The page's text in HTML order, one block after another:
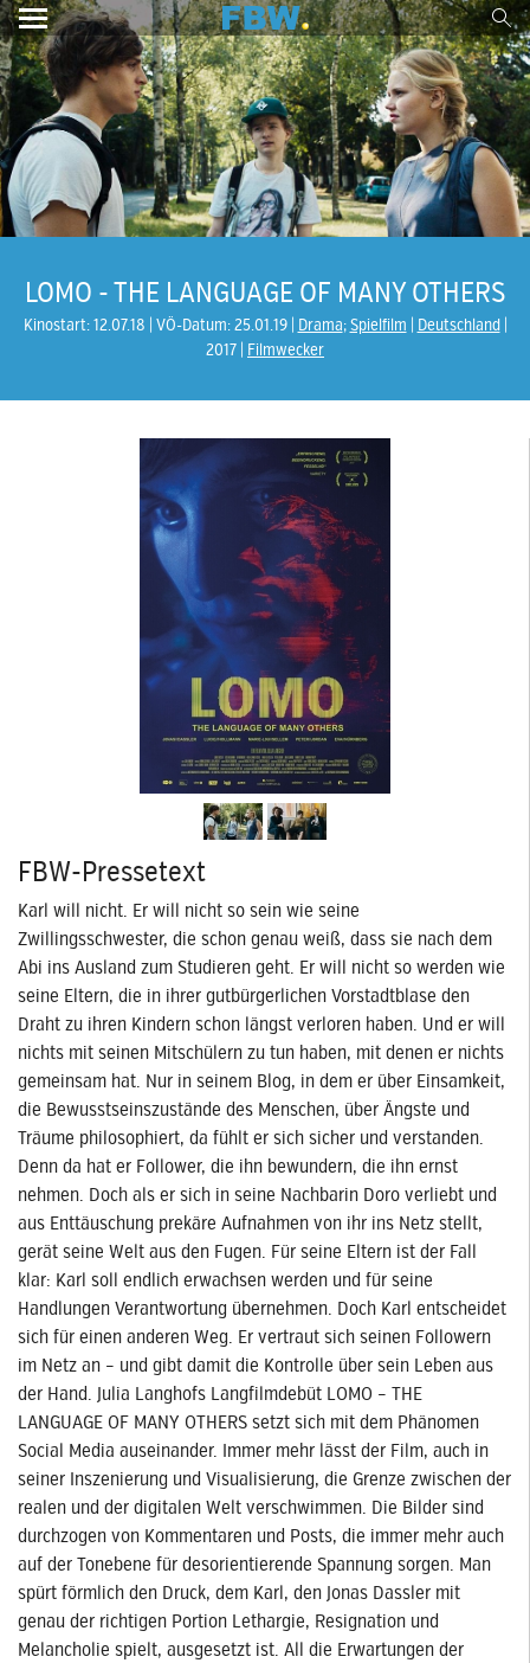
LOMO - THE LANGUAGE OF MANY OTHERS
Kinostart: 12.07.18 VÖ-Datum: 25.01.19 Drama;Spielfilm
Deutschland
2017 Filmwecker
FBW-Pressetext
Karl will nicht. Er will nicht so sein wie seine
Zwillingsschwester, die schon genau weiß, dass sie nach dem
Abi ins Ausland zum Studieren geht. Er will nicht so werden wie
seine Eltern, die in ihrer gutbürgerlichen Vorstadtblase den
Draht zu ihren Kindern schon längst verloren haben. Und er will
nichts mit seinen Mitschülern zu tun haben, mit denen er nichts
gemeinsam hat. Nur in seinem Blog, in dem er über Einsamkeit,
die Bewusstseinszustände des Menschen, über Ängste und
Träume philosophiert, da fühlt er sich sicher und verstanden.
Denn da hat er Follower, die ihn bewundern, die ihn ernst
nehmen. Doch als er sich in seine Nachbarin Doro verliebt und
aus Enttäuschung prekäre Aufnahmen von ihr ins Netz stellt,
gerät seine Welt aus den Fugen. Für seine Eltern ist der Fall
klar: Karl soll endlich erwachsen werden und für seine
Handlungen Verantwortung übernehmen. Doch Karl entscheidet
sich für einen anderen Weg. Er vertraut sich seinen Followern
im Netz an – und gibt damit die Kontrolle über sein Leben aus
der Hand. Julia Langhofs Langfilmdebüt LOMO – THE
LANGUAGE OF MANY OTHERS setzt sich mit dem Phänomen
Social Media auseinander. Immer mehr lässt der Film, auch in
seiner Inszenierung und Visualisierung, die Grenze zwischen der
realen und der digitalen Welt verschwimmen. Die Bilder sind
durchzogen von Kommentaren und Posts, die immer mehr auch
auf der Tonebene für desorientierende Spannung sorgen. Man
spürt förmlich den Druck, dem Karl, den Jonas Dassler mit
genau der richtigen Portion Lethargie, Resignation und
Melancholie spielt, ausgesetzt ist. All die Erwartungen der